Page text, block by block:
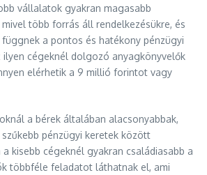
vállalatok gyakran magasabb
több forrás áll rendelkezésükre, és
a pontos és hatékony pénzügyi
cégeknél dolgozó anyagkönyvelők
elérhetik a 9 millió forintot vagy
a bérek általában alacsonyabbak,
pénzügyi keretek között
kisebb cégeknél gyakran családiasabb a
többféle feladatot láthatnak el, ami